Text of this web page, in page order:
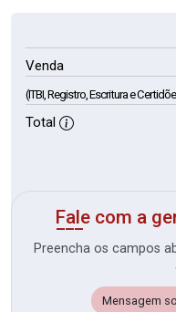
Venda
(ITBI, Registro, Escritura e
Total
Fale com a
Preencha os campos
Mensagem